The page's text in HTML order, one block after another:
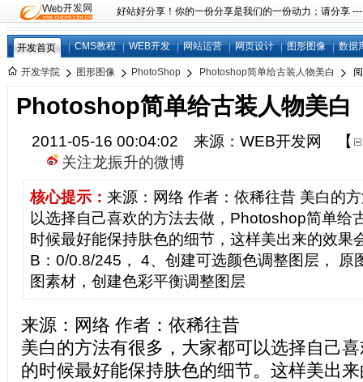
好站好分享！你的一份分享是我们的一份动力；请分享
开发首页 CMS教程 WEB开发 网站运营 网页设计 图形图像 数据
开发学院 图形图像 PhotoShop Photoshop简单给古装人物美白
Photoshop简单给古装人物美白
2011-05-16 00:04:02 来源：WEB开发网
【
关注龙振升的微博
核心提示： 来源：网络 作者：依稀往昔 美白的
以选择自己喜欢的方法去做，Photoshop简单给
时候最好能保持肤色的细节，这样美出来的效果
B：0/0.8/245， 4、创建可选颜色调整图层， 原
图素材，创建色彩平衡调整图层
来源：网络 作者：依稀往昔
美白的方法有很多，大家都可以选择自己
的时候最好能保持肤色的细节。这样美出